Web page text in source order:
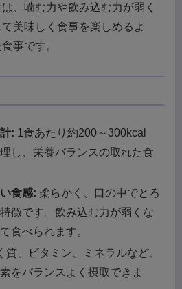
、噛む力や飲み込む力が弱く
美味しく食事を楽しめるよ
事です。
: 1食あたり約200～300kcal
し、栄養バランスの取れた食
食感: 柔らかく、口の中でとろ
徴です。飲み込む力が弱くな
食べられます。
質、ビタミン、ミネラルなど、
をバランスよく摂取できま